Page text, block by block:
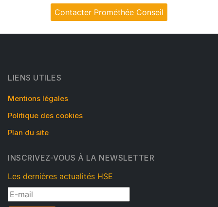
Contacter Prométhée Conseil
LIENS UTILES
Mentions légales
Politique des cookies
Plan du site
INSCRIVEZ-VOUS À LA NEWSLETTER
Les dernières actualités HSE